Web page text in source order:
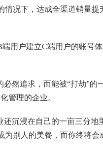
情况下，达成全渠道销量
用户建立C端用户的账号
然追求，而能被“打劫”的
管理的企业。
还沉浸在自己的一亩三分
别人的美餐，而你终将会